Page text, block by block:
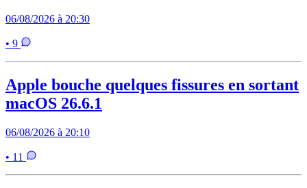
06/08/2026 à 20:30
• 9
Apple bouche quelques fissures en sortant
macOS 26.6.1
06/08/2026 à 20:10
• 11